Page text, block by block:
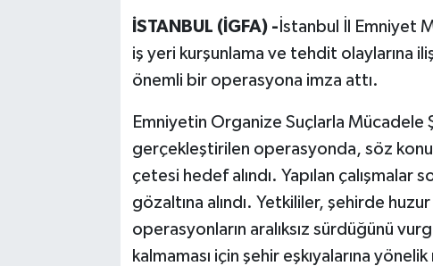
İSTANBUL (İGFA) - İstanbul İl Emniyet
iş yeri kurşunlama ve tehdit olaylarına
önemli bir operasyona imza attı.
Emniyetin Organize Suçlarla
gerçekleştirilen operasyonda, söz
çetesi hedef alındı. Yapılan çalışmalar
gözaltına alındı. Yetkililer, şehirde
operasyonların aralıksız sürdüğünü
kalmaması için şehir eşkıyalarına